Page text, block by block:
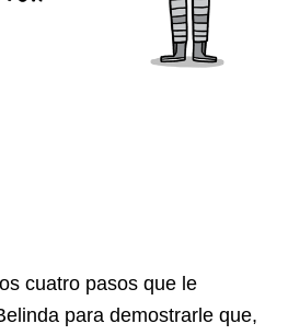
cuatro pasos que le
para demostrarle que,